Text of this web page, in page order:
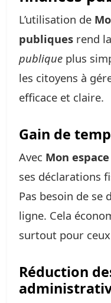
L’utilisation de
publiques rend la
publique plus
les citoyens à
efficace et claire.
Gain de
Avec Mon
ses déclarations
Pas besoin de se
ligne. Cela
surtout pour
Réduction